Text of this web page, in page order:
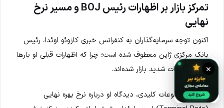
تمرکز بازار بر اظهارات رئیس BOJ و مسیر نرخ
نهایی
اکنون توجه سرمایه‌گذاران به کنفرانس خبری کازوئو اوئدا، رئیس
بانک مرکزی ژاپن معطوف شده است؛ چرا که اظهارات قبلی او بارها
باعث نوسانات شدید بازار شده‌اند.
یکی از موضوعات کلیدی، دیدگاه او درباره نرخ بهره نهایی
×